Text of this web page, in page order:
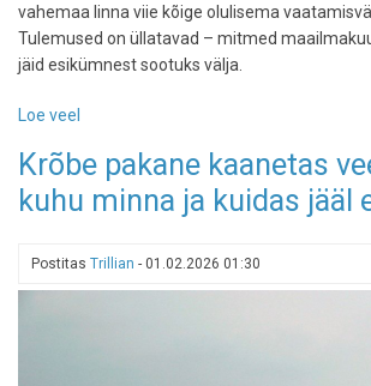
vahemaa linna viie kõige olulisema
Tulemused on üllatavad – mitmed
jäid esikümnest sootuks välja.
Loe veel
Euroopa
linnad,
on
Krõbe pakane kaanetas
kuhu minna ja kuidas jääl
Postitas Trillian - 01.02.2026 01:30